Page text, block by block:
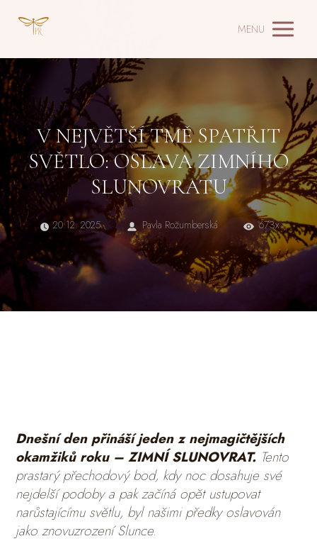
MENU
V NEJVĚTŠÍ TMĚ SPATŘIT
SVĚTLO: OSLAVA ZIMNÍHO
SLUNOVRATU
20.12. 2025 Pavla Rožumberská 673x
Dnešní den přináší jeden z nejmagičtějších
okamžiků roku – ZIMNÍ SLUNOVRAT. Tento
prastarý přechodový bod, kdy noc dosahuje své
nejdelší podoby a pak začíná opět ustupovat
narůstajícímu světlu, byl našimi předky oslavován
jako znovuzrození Slunce.